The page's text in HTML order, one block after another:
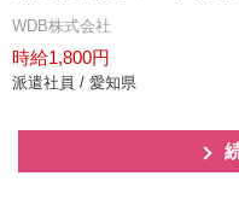
WDB株式会社
時給1,800円
派遣社員 / 愛知県